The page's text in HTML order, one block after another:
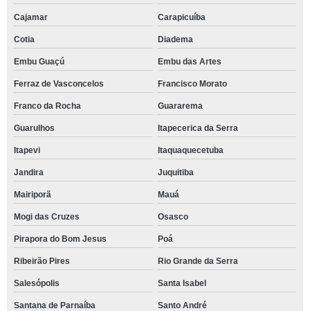
Cajamar Carapicuíba
Cotia Diadema
Embu Guaçú Embu das Artes
Ferraz de Vasconcelos Francisco Morato
Franco da Rocha Guararema
Guarulhos Itapecerica da Serra
Itapevi Itaquaquecetuba
Jandira Juquitiba
Mairiporã Mauá
Mogi das Cruzes Osasco
Pirapora do Bom Jesus Poá
Ribeirão Pires Rio Grande da Serra
Salesópolis Santa Isabel
Santana de Parnaíba Santo André